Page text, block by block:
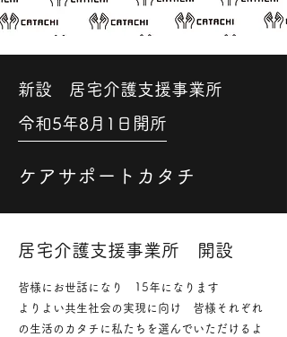
​新設 居宅介護支援事業所
​令和5年8月1日開所
ケアサポートカタチ
​居宅介護支援事業所 開設
皆様にお世話になり 15年になります
よりよい共生社会の実現に向け 皆様それぞれ
の生活のカタチに 私たちを選んでいただけるよ